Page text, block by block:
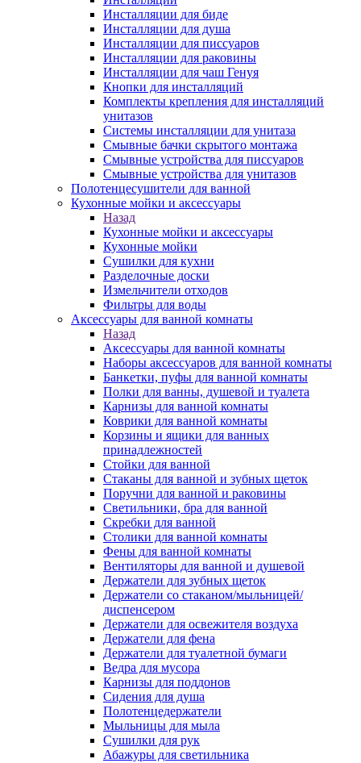
Инсталляции для биде
Инсталляции для душа
Инсталляции для писсуаров
Инсталляции для раковины
Инсталляции для чаш Генуя
Кнопки для инсталляций
Комплекты крепления для инсталляций
унитазов
Системы инсталляции для унитаза
Смывные бачки скрытого монтажа
Смывные устройства для писсуаров
Смывные устройства для унитазов
Полотенцесушители для ванной
Кухонные мойки и аксессуары
Назад
Кухонные мойки и аксессуары
Кухонные мойки
Сушилки для кухни
Разделочные доски
Измельчители отходов
Фильтры для воды
Аксессуары для ванной комнаты
Назад
Аксессуары для ванной комнаты
Наборы аксессуаров для ванной комнаты
Банкетки, пуфы для ванной комнаты
Полки для ванны, душевой и туалета
Карнизы для ванной комнаты
Коврики для ванной комнаты
Корзины и ящики для ванных
принадлежностей
Стойки для ванной
Стаканы для ванной и зубных щеток
Поручни для ванной и раковины
Светильники, бра для ванной
Скребки для ванной
Столики для ванной комнаты
Фены для ванной комнаты
Вентиляторы для ванной и душевой
Держатели для зубных щеток
Держатели со стаканом/мыльницей/
диспенсером
Держатели для освежителя воздуха
Держатели для фена
Держатели для туалетной бумаги
Ведра для мусора
Карнизы для поддонов
Сидения для душа
Полотенцедержатели
Мыльницы для мыла
Сушилки для рук
Абажуры для светильника